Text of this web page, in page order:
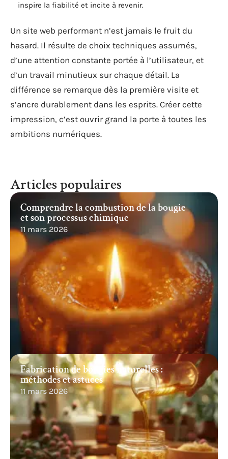
inspire la fiabilité et incite à revenir.
Un site web performant n’est jamais le fruit du
hasard. Il résulte de choix techniques assumés,
d’une attention constante portée à l’utilisateur, et
d’un travail minutieux sur chaque détail. La
différence se remarque dès la première visite et
s’ancre durablement dans les esprits. Créer cette
impression, c’est ouvrir grand la porte à toutes les
ambitions numériques.
Articles populaires
Comprendre la combustion de la bougie
et son processus chimique
11 mars 2026
Fabrication de bougies naturelles :
méthodes et astuces
11 mars 2026